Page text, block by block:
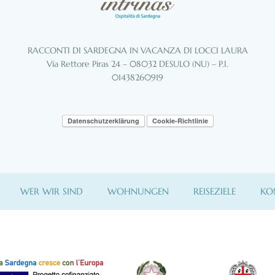
RACCONTI DI SARDEGNA IN VACANZA DI LOCCI LAURA
Via Rettore Piras 24 – 08032 DESULO (NU) – P.I.
01438260919
Datenschutzerklärung Cookie-Richtlinie
WER WIR SIND WOHNUNGEN REISEZIELE